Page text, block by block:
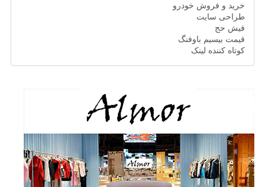
خرید و فروش خودرو
طراحی سایت
فیش حج
قیمت بیسیم باوفنگ
کوتاه کننده لینک